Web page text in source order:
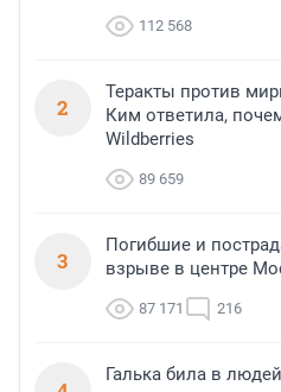
112 568
2
Теракты против
Ким ответила,
Wildberries
89 659
3
Погибшие и
взрыве в центре
87 171 216
Галька била в